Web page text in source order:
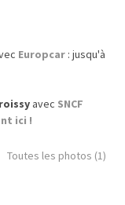
Europcar : jusqu'à
roissy avec SNCF
ici !
Toutes les photos (1)